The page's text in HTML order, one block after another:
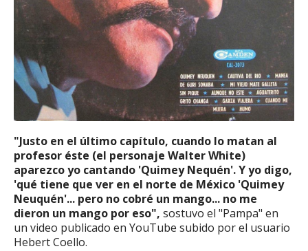
"Justo en el último capítulo, cuando lo matan al
profesor éste (el personaje Walter White)
aparezco yo cantando 'Quimey Nequén'. Y yo digo,
'qué tiene que ver en el norte de México 'Quimey
Neuquén'... pero no cobré un mango... no me
dieron un mango por eso", sostuvo el "Pampa" en
un video publicado en YouTube subido por el usuario
Hebert Coello.